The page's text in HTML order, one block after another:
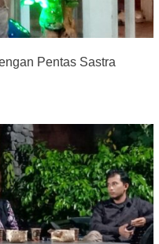
Pentas Sastra